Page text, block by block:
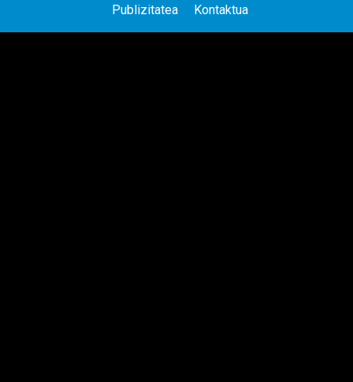
Publizitatea
Kontaktua